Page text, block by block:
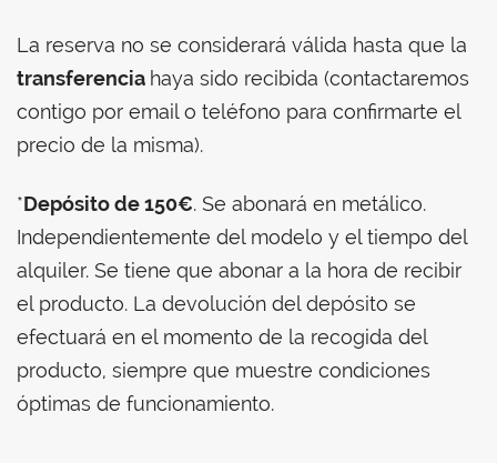
La reserva no se considerará válida hasta que la
transferencia haya sido recibida (contactaremos
contigo por email o teléfono para confirmarte el
precio de la misma).
*Depósito de 150€. Se abonará en metálico.
Independientemente del modelo y el tiempo del
alquiler. Se tiene que abonar a la hora de recibir
el producto. La devolución del depósito se
efectuará en el momento de la recogida del
producto, siempre que muestre condiciones
óptimas de funcionamiento.